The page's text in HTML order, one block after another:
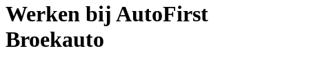
Werken bij AutoFirst
Broekauto